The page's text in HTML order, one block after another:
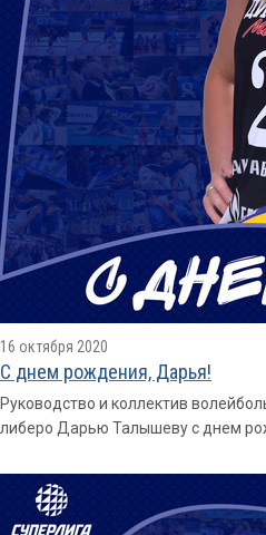
16 октября 2020
С днем рождения, Дарья!
Руководство и коллектив
либеро Дарью Талышеву с днем